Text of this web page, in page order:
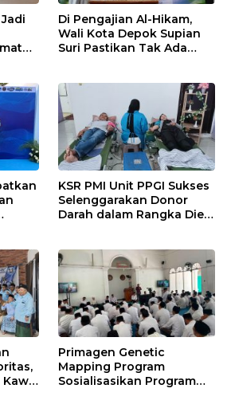
Di Pengajian Al-Hikam,
Wali Kota Depok Supian
Suri Pastikan Tak Ada
dari
KSR PMI Unit PPGI Sukses
Selenggarakan Donor
Darah dalam Rangka Dies
Kawal
Primagen Genetic
Mapping Program
Sosialisasikan Program